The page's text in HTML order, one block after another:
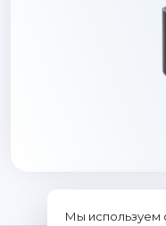
Мы используем